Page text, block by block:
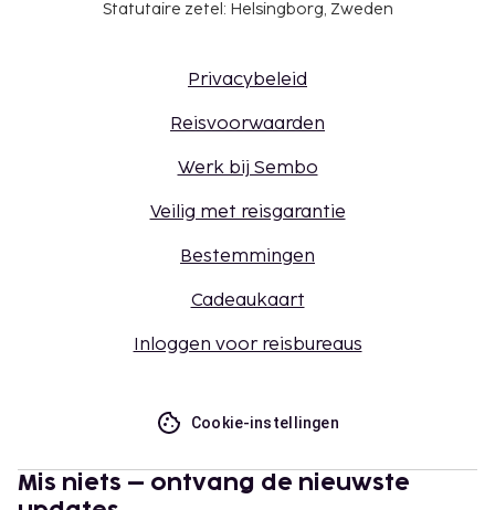
Statutaire zetel: Helsingborg, Zweden
Privacybeleid
Reisvoorwaarden
Werk bij Sembo
Veilig met reisgarantie
Bestemmingen
Cadeaukaart
Inloggen voor reisbureaus
Cookie-instellingen
Mis niets – ontvang de nieuwste